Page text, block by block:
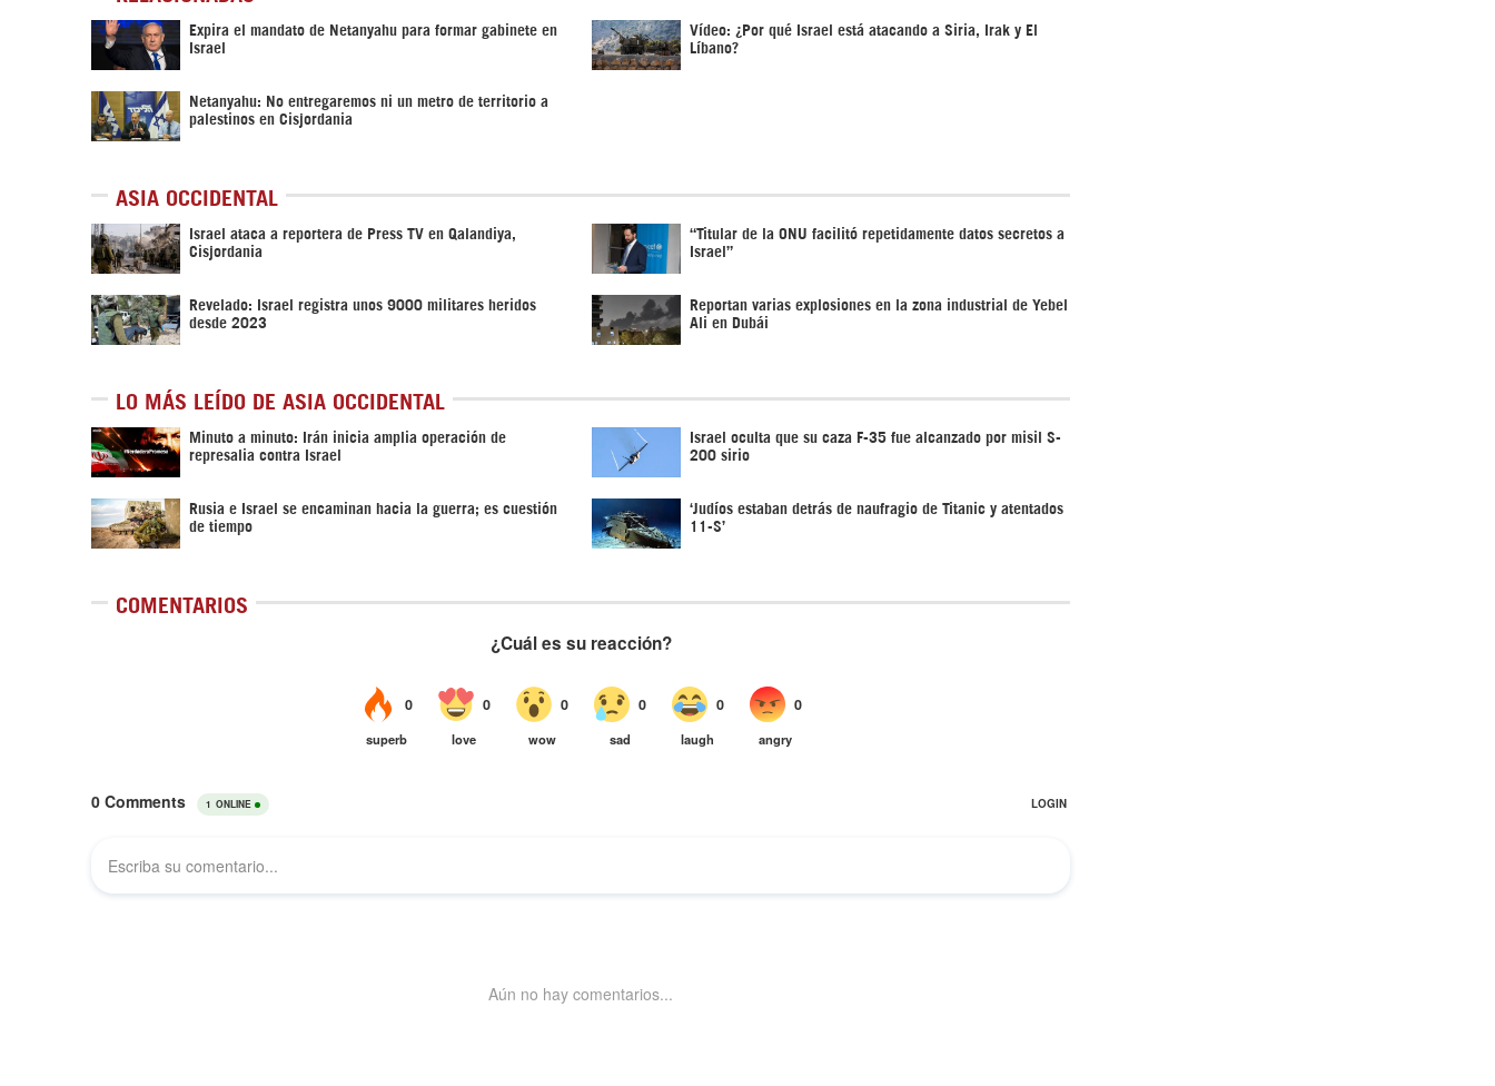
Expira el mandato de Netanyahu para formar gabinete en
Israel
Vídeo: ¿Por qué Israel está atacando a Siria, Irak y El
Líbano?
Netanyahu: No entregaremos ni un metro de territorio a
palestinos en Cisjordania
ASIA OCCIDENTAL
Israel ataca a reportera de Press TV en Qalandiya,
Cisjordania
“Titular de la ONU facilitó repetidamente datos secretos a
Israel”
Revelado: Israel registra unos 9000 militares heridos
desde 2023
Reportan varias explosiones en la zona industrial de Yebel
Ali en Dubái
LO MÁS LEÍDO DE ASIA OCCIDENTAL
Minuto a minuto: Irán inicia amplia operación de
represalia contra Israel
Israel oculta que su caza F-35 fue alcanzado por misil S-
200 sirio
Rusia e Israel se encaminan hacia la guerra; es cuestión
de tiempo
‘Judíos estaban detrás de naufragio de Titanic y atentados
11-S’
COMENTARIOS